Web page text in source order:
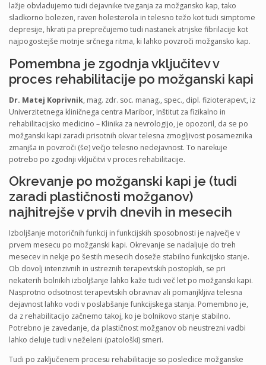
lažje obvladujemo tudi dejavnike tveganja za možgansko kap, tako
sladkorno bolezen, raven holesterola in telesno težo kot tudi simptome
depresije, hkrati pa preprečujemo tudi nastanek atrijske fibrilacije kot
najpogostejše motnje srčnega ritma, ki lahko povzroči možgansko kap.
Pomembna je zgodnja vključitev v
proces rehabilitacije po možganski kapi
Dr. Matej Koprivnik, mag. zdr. soc. manag., spec., dipl. fizioterapevt, iz
Univerzitetnega kliničnega centra Maribor, Inštitut za fizikalno in
rehabilitacijsko medicino – Klinika za nevrologijo, je opozoril, da se po
možganski kapi zaradi prisotnih okvar telesna zmogljivost posameznika
zmanjša in povzroči (še) večjo telesno nedejavnost. To narekuje
potrebo po zgodnji vključitvi v proces rehabilitacije.
Okrevanje po možganski kapi je (tudi
zaradi plastičnosti možganov)
najhitrejše v prvih dnevih in mesecih
Izboljšanje motoričnih funkcij in funkcijskih sposobnosti je največje v
prvem mesecu po možganski kapi. Okrevanje se nadaljuje do treh
mesecev in nekje po šestih mesecih doseže stabilno funkcijsko stanje.
Ob dovolj intenzivnih in ustreznih terapevtskih postopkih, se pri
nekaterih bolnikih izboljšanje lahko kaže tudi več let po možganski kapi.
Nasprotno odsotnost terapevtskih obravnav ali pomanjkljiva telesna
dejavnost lahko vodi v poslabšanje funkcijskega stanja. Pomembno je,
da z rehabilitacijo začnemo takoj, ko je bolnikovo stanje stabilno.
Potrebno je zavedanje, da plastičnost možganov ob neustrezni vadbi
lahko deluje tudi v neželeni (patološki) smeri.
Tudi po zaključenem procesu rehabilitacije so posledice možganske